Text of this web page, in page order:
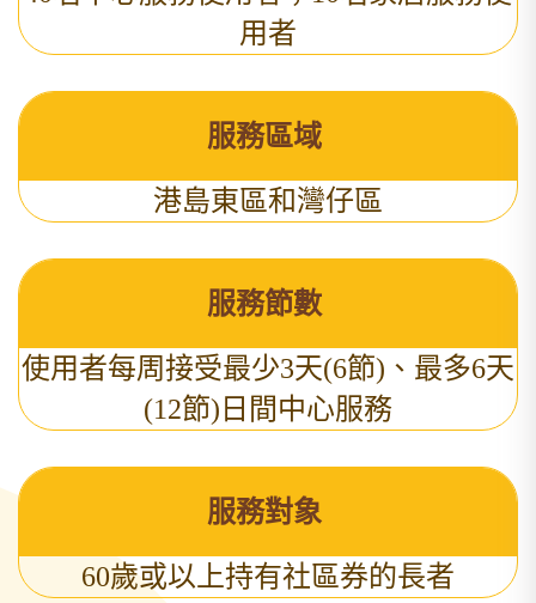
用者
服務區域
港島東區和灣仔區
服務節數
使用者每周接受最少3天(6節)、最多6天
(12節)日間中心服務
服務對象
60歲或以上持有社區券的長者